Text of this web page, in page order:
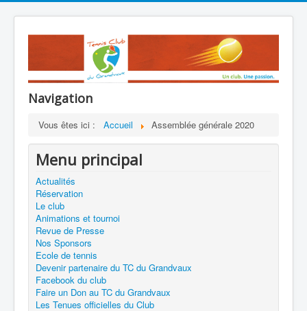
Navigation
Vous êtes ici : Accueil Assemblée générale 2020
Menu principal
Actualités
Réservation
Le club
Animations et tournoi
Revue de Presse
Nos Sponsors
Ecole de tennis
Devenir partenaire du TC du Grandvaux
Facebook du club
Faire un Don au TC du Grandvaux
Les Tenues officielles du Club